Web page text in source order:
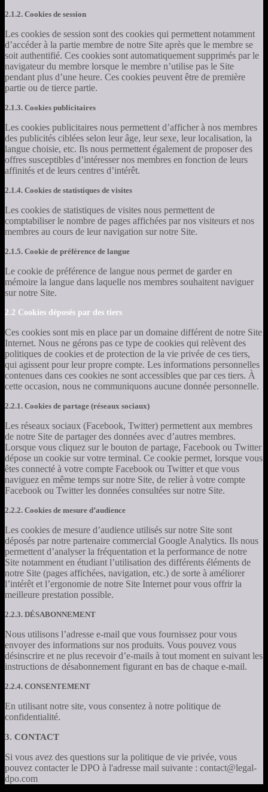
2.1.2. Cookies de session
Les cookies de session sont des cookies qui permettent notamment
d’accéder à la partie membre de notre Site après que le membre se
soit authentifié. Ces cookies sont automatiquement supprimés par le
navigateur du membre lorsque le membre n’utilise pas le Site
pendant plus d’une heure. Ces cookies peuvent être de première
partie ou de tierce partie.
2.1.3. Cookies publicitaires
Les cookies publicitaires nous permettent d’afficher à nos membres
des publicités ciblées selon leur âge, leur sexe, leur localisation, la
langue choisie, etc. Ils nous permettent également de proposer des
offres susceptibles d’intéresser nos membres en fonction de leurs
affinités et de leurs centres d’intérêt.
2.1.4. Cookies de statistiques de visites
Les cookies de statistiques de visites nous permettent de
comptabiliser le nombre de pages affichées par nos visiteurs et nos
membres au cours de leur navigation sur notre Site.
2.1.5. Cookie de préférence de langue
Le cookie de préférence de langue nous permet de garder en
mémoire la langue dans laquelle nos membres souhaitent naviguer
sur notre Site.
2.2 Cookies déposés par des tiers
Ces cookies sont mis en place par un domaine différent de notre Site
Internet. Nous ne gérons pas ce type de cookies qui relèvent des
politiques de cookies et de protection de la vie privée de ces tiers,
qui agissent pour leur propre compte. Les informations personnelles
contenues dans ces cookies ne sont accessibles que par ces tiers. À
cette occasion, nous ne communiquons aucune donnée personnelle.
2.2.1. Cookies de partage (réseaux sociaux)
Les réseaux sociaux (Facebook, Twitter) permettent aux membres
de notre Site de partager des données avec d’autres membres.
Lorsque vous cliquez sur le bouton de partage, Facebook ou Twitter
dépose un cookie sur votre terminal. Ce cookie permet, lorsque vous
êtes connecté à votre compte Facebook ou Twitter et que vous
naviguez en même temps sur notre Site, de relier à votre compte
Facebook ou Twitter les données consultées sur notre Site.
2.2.2. Cookies de mesure d’audience
Les cookies de mesure d’audience utilisés sur notre Site sont
déposés par notre partenaire commercial Google Analytics. Ils nous
permettent d’analyser la fréquentation et la performance de notre
Site notamment en étudiant l’utilisation des différents éléments de
notre Site (pages affichées, navigation, etc.) de sorte à améliorer
l’intérêt et l’ergonomie de notre Site Internet pour vous offrir la
meilleure prestation possible.
2.2.3. DÉSABONNEMENT
Nous utilisons l’adresse e-mail que vous fournissez pour vous
envoyer des informations sur nos produits. Vous pouvez vous
désinscrire et ne plus recevoir d’e-mails à tout moment en suivant les
instructions de désabonnement figurant en bas de chaque e-mail.
2.2.4. CONSENTEMENT
En utilisant notre site, vous consentez à notre politique de
confidentialité.
3. CONTACT
Si vous avez des questions sur la politique de vie privée, vous
pouvez contacter le DPO à l'adresse mail suivante : contact@legal-
dpo.com